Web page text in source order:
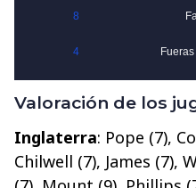
Valoración de los
Inglaterra: Pope (7),
Chilwell (7), James (7),